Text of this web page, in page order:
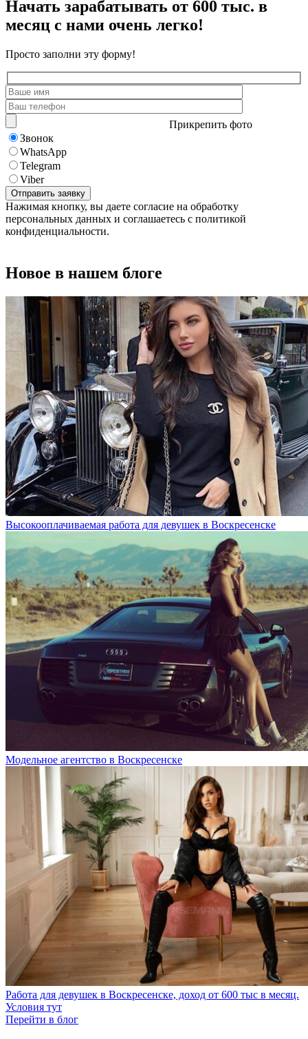
Начать зарабатывать от 600 тыс. в
месяц с нами очень легко!
Просто заполни эту форму!
Прикрепить фото
Звонок
WhatsApp
Telegram
Viber
Нажимая кнопку, вы даете согласие на обработку
персональных данных и соглашаетесь с политикой
конфиденциальности.
Новое в нашем блоге
Высокооплачиваемая работа для девушек в Воскресенске
Модельное агентство в Воскресенске
Работа для девушек в Воскресенске, доход от 600 тыс в месяц.
Условия тут
Перейти в блог